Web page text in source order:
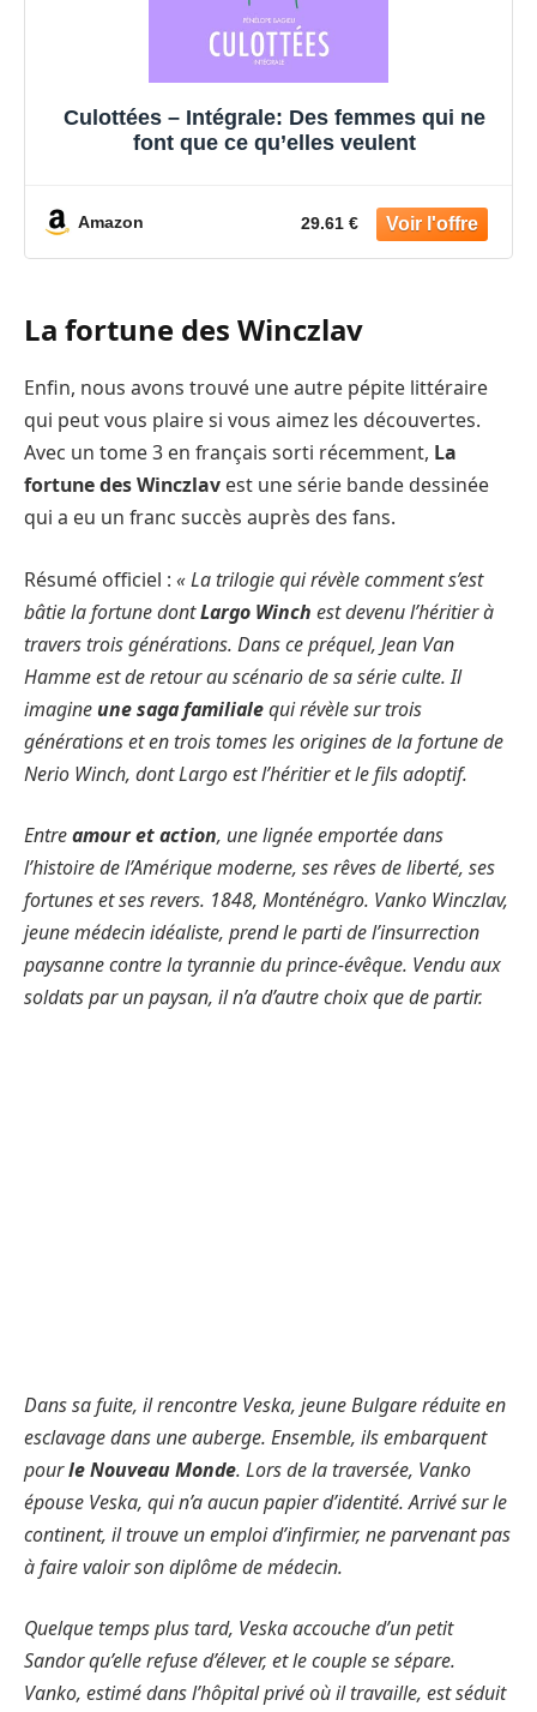
Culottées – Intégrale: Des femmes qui ne
font que ce qu’elles veulent
Amazon 29.61 €
La fortune des Winczlav
Enfin, nous avons trouvé une autre pépite littéraire
qui peut vous plaire si vous aimez les découvertes.
Avec un tome 3 en français sorti récemment, La
fortune des Winczlav est une série bande dessinée
qui a eu un franc succès auprès des fans.
Résumé officiel : « La trilogie qui révèle comment s’est
bâtie la fortune dontLargo Winch est devenu l’héritier à
travers trois générations. Dans ce préquel, Jean Van
Hamme est de retour au scénario de sa série culte. Il
imagineune saga familialequi révèle sur trois
générations et en trois tomes les origines de la fortune de
Nerio Winch, dont Largo est l’héritier et le fils adoptif.
Entreamour et action, une lignée emportée dans
l’histoire de l’Amérique moderne, ses rêves de liberté, ses
fortunes et ses revers. 1848, Monténégro. Vanko Winczlav,
jeune médecin idéaliste, prend le parti de l’insurrection
paysanne contre la tyrannie du prince-évêque. Vendu aux
soldats par un paysan, il n’a d’autre choix que de partir.
Dans sa fuite, il rencontre Veska, jeune Bulgare réduite en
esclavage dans une auberge. Ensemble, ils embarquent
pourle Nouveau Monde. Lors de la traversée, Vanko
épouse Veska, qui n’a aucun papier d’identité. Arrivé sur le
continent, il trouve un emploi d’infirmier, ne parvenant pas
à faire valoir son diplôme de médecin.
Quelque temps plus tard, Veska accouche d’un petit
Sandor qu’elle refuse d’élever, et le couple se sépare.
Vanko, estimé dans l’hôpital privé où il travaille, est séduit